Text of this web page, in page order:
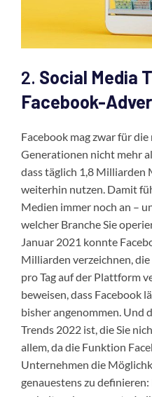
2. Social Media
Facebook-
Facebook mag zwar für
Generationen nicht mehr
dass täglich 1,8 Milliarden
weiterhin nutzen. Damit
Medien immer noch an –
welcher Branche Sie
Januar 2021 konnte
Milliarden verzeichnen,
pro Tag auf der Plattform
beweisen, dass Facebook
bisher angenommen. Und
Trends 2022 ist, die Sie
allem, da die Funktion
Unternehmen die
genauestens zu